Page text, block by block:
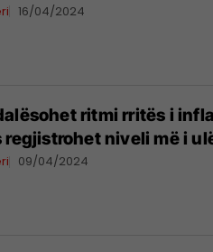
16/04/2024
ritmi rritës i
regjistrohet niveli më i
09/04/2024